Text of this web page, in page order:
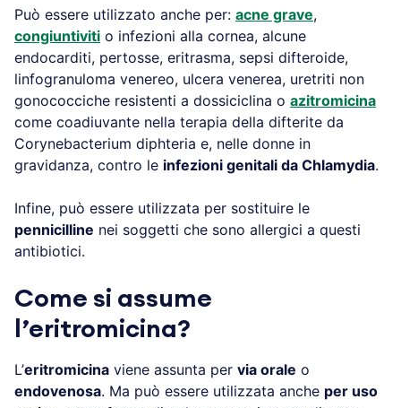
Può essere utilizzato anche per: acne grave,
congiuntiviti o infezioni alla cornea, alcune
endocarditi, pertosse, eritrasma, sepsi difteroide,
linfogranuloma venereo, ulcera venerea, uretriti non
gonococciche resistenti a dossiciclina o azitromicina
come coadiuvante nella terapia della difterite da
Corynebacterium diphteria e, nelle donne in
gravidanza, contro le infezioni genitali da Chlamydia.
Infine, può essere utilizzata per sostituire le
pennicilline nei soggetti che sono allergici a questi
antibiotici.
Come si assume
l’eritromicina?
L’eritromicina viene assunta per via orale o
endovenosa. Ma può essere utilizzata anche per uso